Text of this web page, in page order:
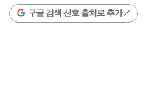
구글 검색 선호 출처로 추가